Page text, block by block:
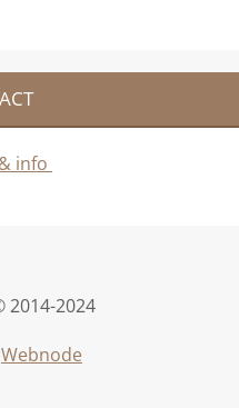
info
2024
Webnode